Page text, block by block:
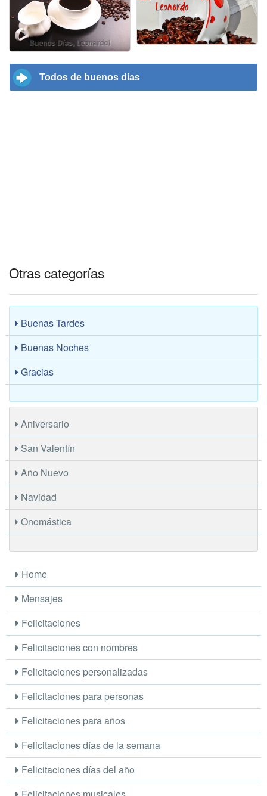
Todos de buenos días
Otras categorías
Buenas Tardes
Buenas Noches
Gracias
Aniversario
San Valentín
Año Nuevo
Navidad
Onomástica
Home
Mensajes
Felicitaciones
Felicitaciones con nombres
Felicitaciones personalizadas
Felicitaciones para personas
Felicitaciones para años
Felicitaciones días de la semana
Felicitaciones días del año